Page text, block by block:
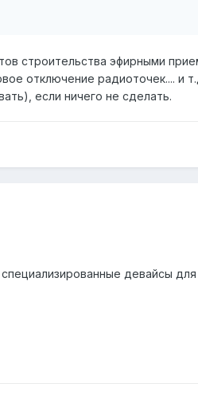
строительства эфирными
отключение радиоточек.... и
если ничего не сделать.
девайсы